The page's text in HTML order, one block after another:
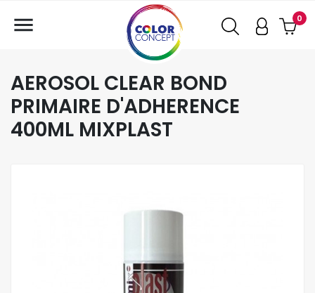
0

AEROSOL CLEAR BOND
PRIMAIRE D'ADHERENCE
400ML MIXPLAST